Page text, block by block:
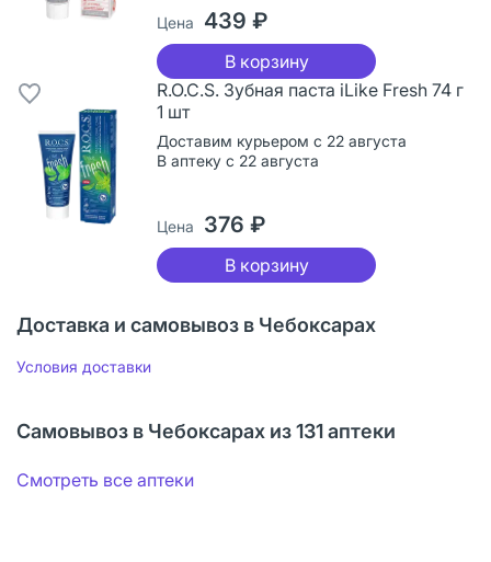
Цена 439 ₽
В корзину
R.O.C.S. Зубная паста iLike Fresh 74 г
1 шт
Доставим курьером с 22 августа
В аптеку с 22 августа
Цена 376 ₽
В корзину
Доставка и самовывоз в Чебоксарах
Условия доставки
Самовывоз в Чебоксарах из 131 аптеки
Смотреть все аптеки